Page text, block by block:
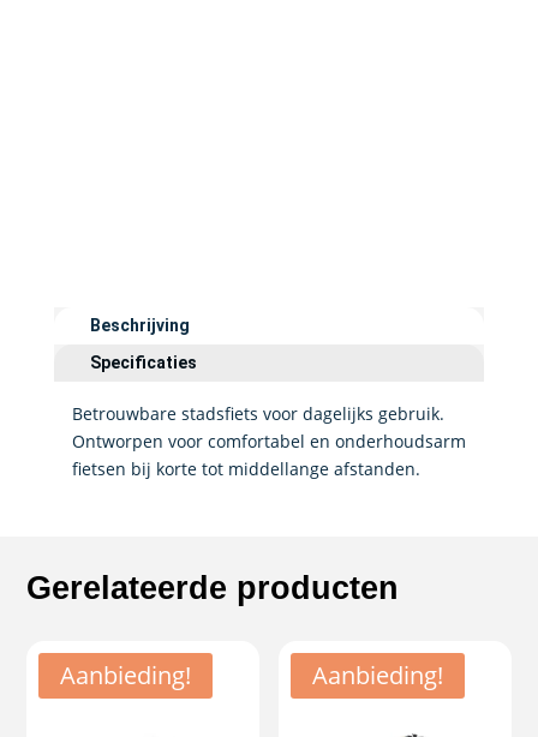
Beschrijving
Specificaties
Betrouwbare stadsfiets voor dagelijks gebruik.
Ontworpen voor comfortabel en onderhoudsarm
fietsen bij korte tot middellange afstanden.
Gerelateerde producten
Aanbieding! Aanbieding!